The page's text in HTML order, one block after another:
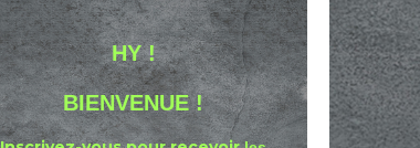
HY !
BIENVENUE !